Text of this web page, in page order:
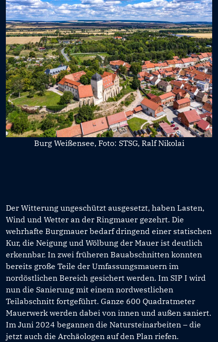
Burg Weißensee, Foto: STSG, Ralf Nikolai
Der Witterung ungeschützt ausgesetzt, haben Lasten,
Wind und Wetter an der Ringmauer gezehrt. Die
wehrhafte Burgmauer bedarf dringend einer statischen
Kur, die Neigung und Wölbung der Mauer ist deutlich
erkennbar. In zwei früheren Bauabschnitten konnten
bereits große Teile der Umfassungsmauern im
nordöstlichen Bereich gesichert werden. Im SIP I wird
nun die Sanierung mit einem nordwestlichen
Teilabschnitt fortgeführt. Ganze 600 Quadratmeter
Mauerwerk werden dabei von innen und außen saniert.
Im Juni 2024 begannen die Natursteinarbeiten – die
jetzt auch die Archäologen auf den Plan riefen.